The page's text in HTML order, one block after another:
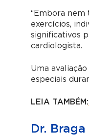
“Embora nem
exercícios,
significativos
cardiologista.
Uma
especiais
LEIA TAMBÉM:
Dr.